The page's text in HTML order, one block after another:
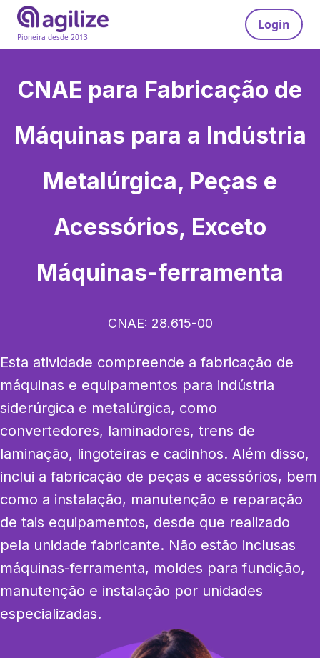
Pioneira desde 2013
Login
CNAE para Fabricação de
Máquinas para a Indústria
Metalúrgica, Peças e
Acessórios, Exceto
Máquinas-ferramenta
CNAE: 28.615-00
Esta atividade compreende a fabricação de
máquinas e equipamentos para indústria
siderúrgica e metalúrgica, como
convertedores, laminadores, trens de
laminação, lingoteiras e cadinhos. Além disso,
inclui a fabricação de peças e acessórios, bem
como a instalação, manutenção e reparação
de tais equipamentos, desde que realizado
pela unidade fabricante. Não estão inclusas
máquinas-ferramenta, moldes para fundição,
manutenção e instalação por unidades
especializadas.